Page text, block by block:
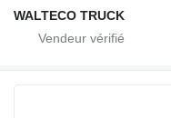
WALTECO TRUCK